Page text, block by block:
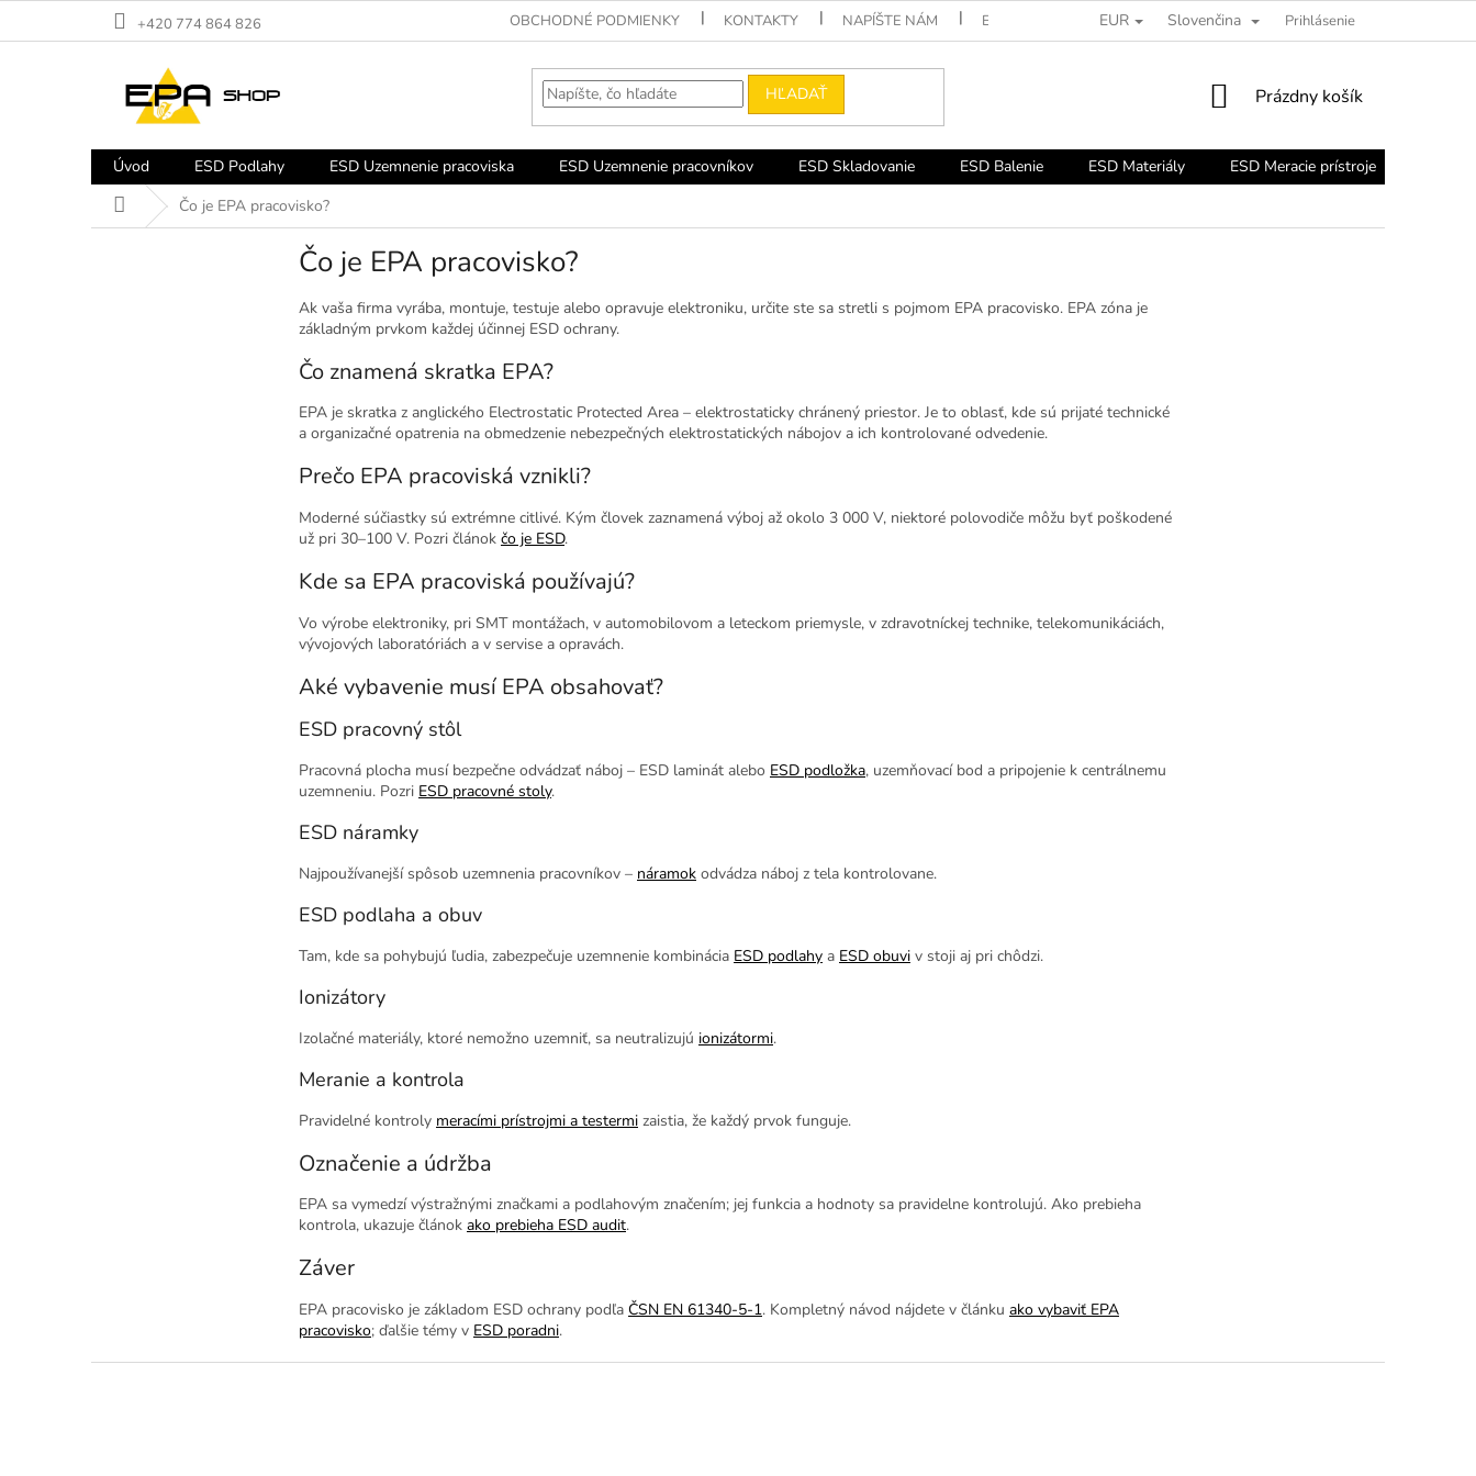
+420 774 864 826 OBCHODNÉ PODMIENKY KONTAKTY NAPÍŠTE NÁM ESD PORADŇA EUR Slovenčina Prihlásenie
HĽADAŤ
NÁKUPNÝ
Prázdny košík
Úvod ESD Podlahy ESD Uzemnenie pracoviska ESD Uzemnenie pracovníkov ESD Skladovanie ESD Balenie ESD Materiály ESD Meracie prístroje
DomovČo je EPA pracovisko?
Čo je EPA pracovisko?
Ak vaša firma vyrába, montuje, testuje alebo opravuje elektroniku, určite ste sa stretli s pojmom EPA pracovisko. EPA zóna je
základným prvkom každej účinnej ESD ochrany.
Čo znamená skratka EPA?
EPA je skratka z anglického Electrostatic Protected Area – elektrostaticky chránený priestor. Je to oblasť, kde sú prijaté technické
a organizačné opatrenia na obmedzenie nebezpečných elektrostatických nábojov a ich kontrolované odvedenie.
Prečo EPA pracoviská vznikli?
Moderné súčiastky sú extrémne citlivé. Kým človek zaznamená výboj až okolo 3 000 V, niektoré polovodiče môžu byť poškodené
už pri 30–100 V. Pozri článok čo je ESD.
Kde sa EPA pracoviská používajú?
Vo výrobe elektroniky, pri SMT montážach, v automobilovom a leteckom priemysle, v zdravotníckej technike, telekomunikáciách,
vývojových laboratóriách a v servise a opravách.
Aké vybavenie musí EPA obsahovať?
ESD pracovný stôl
Pracovná plocha musí bezpečne odvádzať náboj – ESD laminát alebo ESD podložka, uzemňovací bod a pripojenie k centrálnemu
uzemneniu. Pozri ESD pracovné stoly.
ESD náramky
Najpoužívanejší spôsob uzemnenia pracovníkov – náramok odvádza náboj z tela kontrolovane.
ESD podlaha a obuv
Tam, kde sa pohybujú ľudia, zabezpečuje uzemnenie kombinácia ESD podlahy a ESD obuvi v stoji aj pri chôdzi.
Ionizátory
Izolačné materiály, ktoré nemožno uzemniť, sa neutralizujú ionizátormi.
Meranie a kontrola
Pravidelné kontroly meracími prístrojmi a testermi zaistia, že každý prvok funguje.
Označenie a údržba
EPA sa vymedzí výstražnými značkami a podlahovým značením; jej funkcia a hodnoty sa pravidelne kontrolujú. Ako prebieha
kontrola, ukazuje článok ako prebieha ESD audit.
Záver
EPA pracovisko je základom ESD ochrany podľa ČSN EN 61340-5-1. Kompletný návod nájdete v článku ako vybaviť EPA
pracovisko; ďalšie témy v ESD poradni.